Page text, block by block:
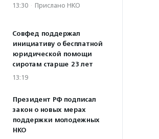
13:30 · Прислано НКО
Совфед поддержал
инициативу о бесплатной
юридической помощи
сиротам старше 23 лет
13:19
Президент РФ подписал
закон о новых мерах
поддержки молодежных
НКО